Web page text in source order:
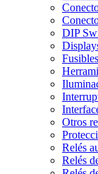
DIP
Otros
Relés
Relés